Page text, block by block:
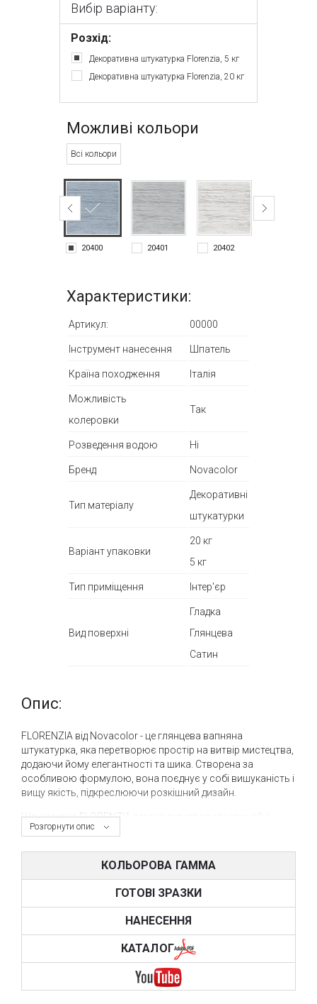
Вибір варіанту:
Розхід:
Декоративна штукатурка Florenzia, 5 кг
Декоративна штукатурка Florenzia, 20 кг
Можливі кольори
Всі кольори
20400 20401 20402
Характеристики:
Артикул: 00000
Інструмент нанесення Шпатель
Країна походження Італія
Можливість
колеровки
Так
Розведення водою Ні
Бренд Novacolor
Тип матеріалу
Декоративні
штукатурки
Варіант упаковки
20 кг
5 кг
Тип приміщення Інтер'єр
Вид поверхні
Гладка
Глянцева
Сатин
Розгорнути опис
Опис:
FLORENZIA від Novacolor - це глянцева вапняна
штукатурка, яка перетворює простір на витвір мистецтва,
додаючи йому елегантності та шика. Створена за
особливою формулою, вона поєднує у собі вишуканість і
вищу якість, підкреслюючи розкішний дизайн.
Штукатурка FLORENZIA здатна перетворити звичайні
стіни на справжній мармуровий шедевр. Вона наділяє
натуральні відтінки мармуру. Кожен шар цієї штукатурки
унікальність у кожному куточку.
універсальністю. Він ідеально підходить для
різноманітних просторів - віталень, спалень, офісів чи
ресторанів, додаючи кожному з них особливу
елегантність та вишуканість, незалежно від стилістики.
Основна перевага FLORENZIA - її надзвичайна
КОЛЬОРОВА ГАММА
ГОТОВІ ЗРАЗКИ
НАНЕСЕННЯ
КАТАЛОГ